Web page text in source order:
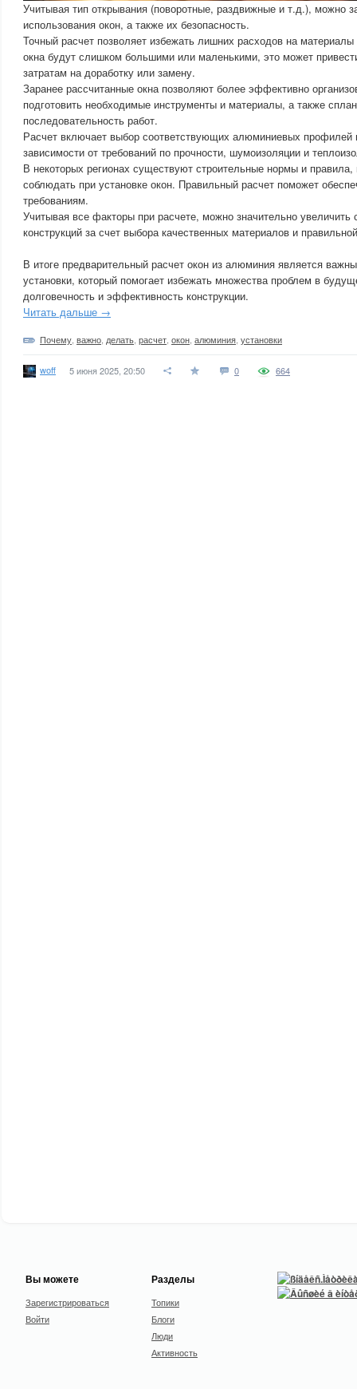
Учитывая тип открывания (поворотные, раздвижные и т.д.), можно
использования окон, а также их безопасность.
Точный расчет позволяет избежать лишних расходов на
окна будут слишком большими или маленькими, это может
затратам на доработку или замену.
Заранее рассчитанные окна позволяют более эффективно
подготовить необходимые инструменты и материалы, а также
последовательность работ.
Расчет включает выбор соответствующих алюминиевых профилей
зависимости от требований по прочности, шумоизоляции и
В некоторых регионах существуют строительные нормы и
соблюдать при установке окон. Правильный расчет поможет
требованиям.
Учитывая все факторы при расчете, можно значительно
конструкций за счет выбора качественных материалов и
В итоге предварительный расчет окон из алюминия является
установки, который помогает избежать множества проблем в
долговечность и эффективность конструкции.
Читать дальше →
Почему важно делать расчет окон алюминия установки
woff 5 июня 2025, 20:50 0 664
Вы можете
Зарегистрироваться
Войти
Разделы
Топики
Блоги
Люди
Активность